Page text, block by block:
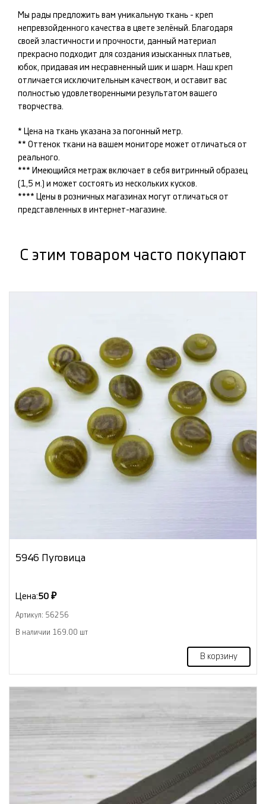
Мы рады предложить вам уникальную ткань - креп
непревзойденного качества в цвете зелёный. Благодаря
своей эластичности и прочности, данный материал
прекрасно подходит для создания изысканных платьев,
юбок, придавая им несравненный шик и шарм. Наш креп
отличается исключительным качеством, и оставит вас
полностью удовлетворенными результатом вашего
творчества.
* Цена на ткань указана за погонный метр.
** Оттенок ткани на вашем мониторе может отличаться от
реального.
*** Имеющийся метраж включает в себя витринный образец
(1,5 м.) и может состоять из нескольких кусков.
**** Цены в розничных магазинах могут отличаться от
представленных в интернет-магазине.
С этим товаром часто покупают
5946 Пуговица
Цена:50 ₽
Артикул: 56256
В наличии 169.00 шт
В корзину